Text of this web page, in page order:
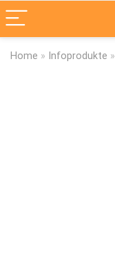
Home » Infoprodukte »